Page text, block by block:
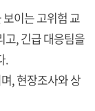
이는 고위험 교
고, 긴급 대응팀을
.
, 현장조사와 상